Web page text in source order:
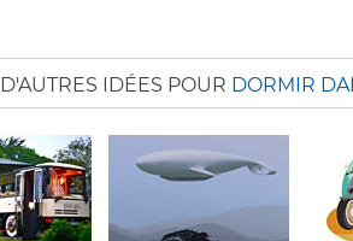
D'AUTRES IDÉES POUR DORMIR